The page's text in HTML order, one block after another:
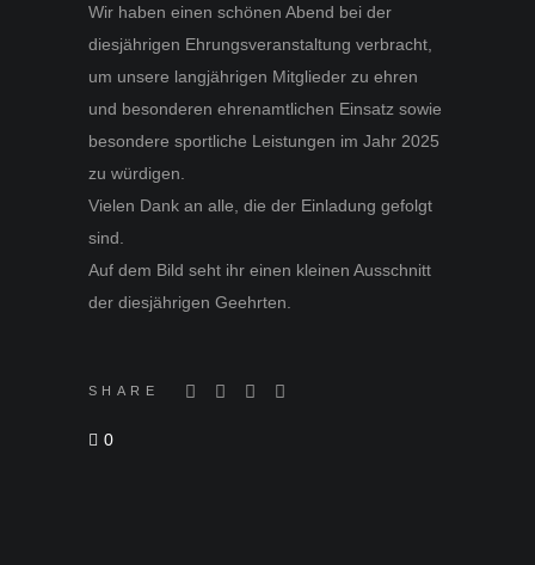
Wir haben einen schönen Abend bei der
diesjährigen Ehrungsveranstaltung verbracht,
um unsere langjährigen Mitglieder zu ehren
und besonderen ehrenamtlichen Einsatz sowie
besondere sportliche Leistungen im Jahr 2025
zu würdigen.
Vielen Dank an alle, die der Einladung gefolgt
sind.
Auf dem Bild seht ihr einen kleinen Ausschnitt
der diesjährigen Geehrten.
SHARE
0